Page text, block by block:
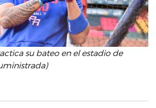
su bateo en el estadio de